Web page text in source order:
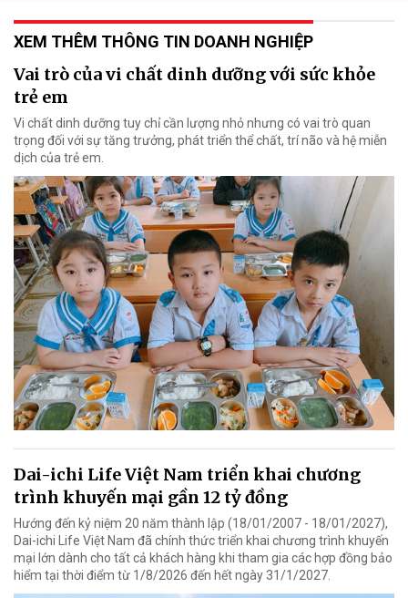
XEM THÊM THÔNG TIN DOANH NGHIỆP
Vai trò của vi chất dinh dưỡng với sức khỏe
trẻ em
Vi chất dinh dưỡng tuy chỉ cần lượng nhỏ nhưng có vai trò quan
trọng đối với sự tăng trưởng, phát triển thể chất, trí não và hệ miễn
dịch của trẻ em.
Dai-ichi Life Việt Nam triển khai chương
trình khuyến mại gần 12 tỷ đồng
Hướng đến kỷ niệm 20 năm thành lập (18/01/2007 - 18/01/2027),
Dai-ichi Life Việt Nam đã chính thức triển khai chương trình khuyến
mại lớn dành cho tất cả khách hàng khi tham gia các hợp đồng bảo
hiểm tại thời điểm từ 1/8/2026 đến hết ngày 31/1/2027.